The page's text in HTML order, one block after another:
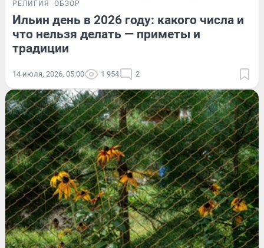
РЕЛИГИЯ ОБЗОР
Ильин день в 2026 году: какого числа и
что нельзя делать — приметы и
традиции
14 июля, 2026, 05:00 1 954 2